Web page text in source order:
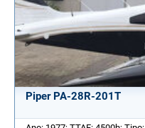
Piper PA-28R-201T